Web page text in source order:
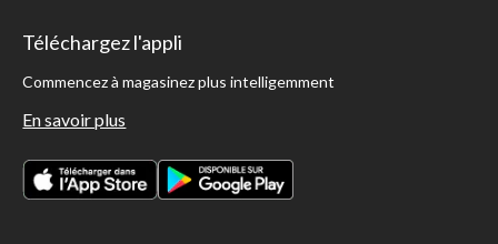
Téléchargez l'appli
Commencez à magasinez plus intelligemment
En savoir plus